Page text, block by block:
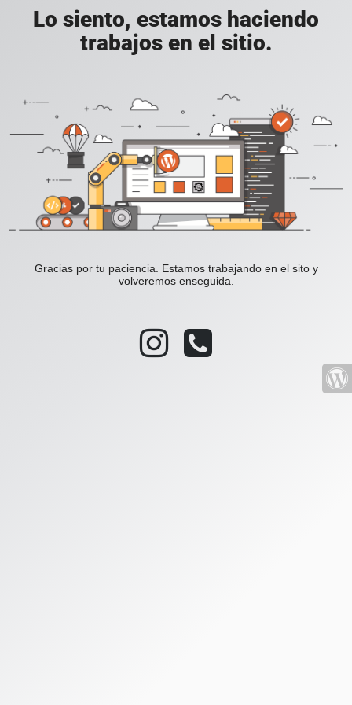
Lo siento, estamos haciendo
trabajos en el sitio.
Gracias por tu paciencia. Estamos trabajando en el sito y
volveremos enseguida.